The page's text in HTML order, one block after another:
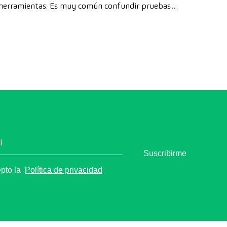
Es muy común confundir pruebas
la Política de privacidad
Suscribirme